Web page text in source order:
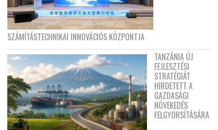
SZÁMÍTÁSTECHNIKAI INNOVÁCIÓS KÖZPONTJA
TANZÁNIA ÚJ
FEJLESZTÉSI
STRATÉGIÁT
HIRDETETT A
GAZDASÁGI
NÖVEKEDÉS
FELGYORSÍTÁSÁRA